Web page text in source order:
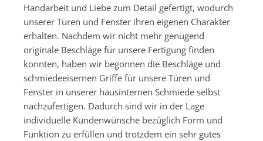
Handarbeit und Liebe zum Detail gefertigt, wodurch
unserer Türen und Fenster ihren eigenen Charakter
erhalten. Nachdem wir nicht mehr genügend
originale Beschläge für unsere Fertigung finden
konnten, haben wir begonnen die Beschläge und
schmiedeeisernen Griffe für unsere Türen und
Fenster in unserer hausinternen Schmiede selbst
nachzufertigen. Dadurch sind wir in der Lage
individuelle Kundenwünsche bezüglich Form und
Funktion zu erfüllen und trotzdem ein sehr gutes